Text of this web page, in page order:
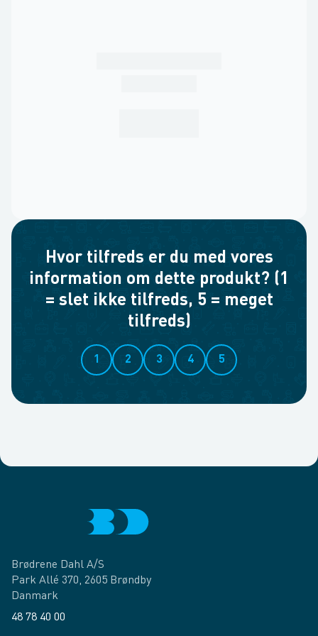
Hvor tilfreds er du med vores
information om dette produkt? (1
= slet ikke tilfreds, 5 = meget
tilfreds)
1 2 3 4 5
Brødrene Dahl A/S
Park Allé 370, 2605 Brøndby
Danmark
48 78 40 00